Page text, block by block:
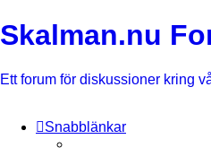
Skalman.nu
Ett forum för diskussioner kring
Snabblänkar